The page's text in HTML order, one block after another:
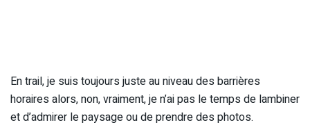
En trail, je suis toujours juste au niveau des barrières
horaires alors, non, vraiment, je n’ai pas le temps de lambiner
et d’admirer le paysage ou de prendre des photos.